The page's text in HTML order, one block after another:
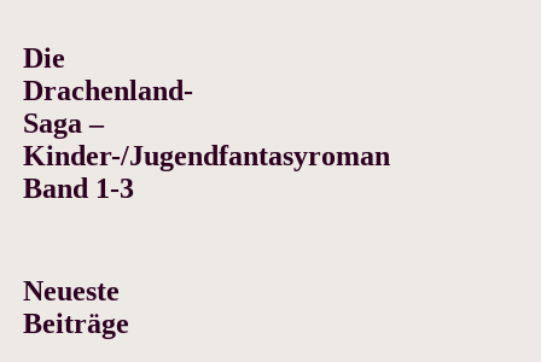
Die
Drachenland-
Saga –
Kinder-/Jugendfantasyroman
Band 1-3
Neueste
Beiträge